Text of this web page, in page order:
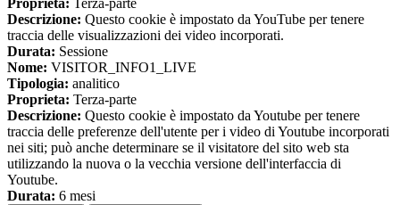
Proprieta: Terza-parte
Descrizione: Questo cookie è impostato da YouTube per tenere
traccia delle visualizzazioni dei video incorporati.
Durata: Sessione
Nome: VISITOR_INFO1_LIVE
Tipologia: analitico
Proprieta: Terza-parte
Descrizione: Questo cookie è impostato da Youtube per tenere
traccia delle preferenze dell'utente per i video di Youtube incorporati
nei siti; può anche determinare se il visitatore del sito web sta
utilizzando la nuova o la vecchia versione dell'interfaccia di
Youtube.
Durata: 6 mesi